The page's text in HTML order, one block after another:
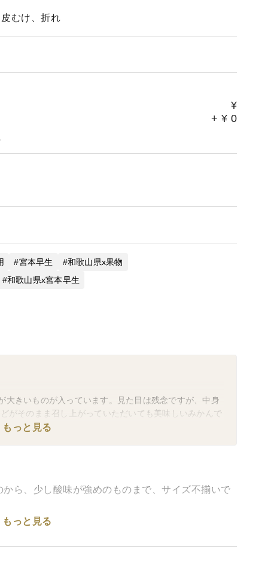
むけ、折れ
¥
+ ¥ 0
宮本早生
和歌山県x果物
和歌山県x宮本早生
大きいものが入っています。見た目は残念ですが、中身
がそのまま召し上がっていただいても美味しいみかんで
る場合は加工や料理などへの使用をおすすめします。
もっと見る
ら、少し酸味が強めのものまで、サイズ不揃いで
もっと見る